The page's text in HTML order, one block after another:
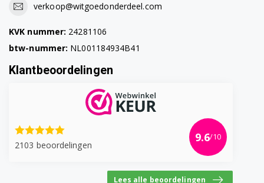
verkoop@witgoedonderdeel.com
KVK nummer: 24281106
btw-nummer: NL001184934B41
Klantbeoordelingen
2103 beoordelingen
9.6/10
Lees alle beoordelingen